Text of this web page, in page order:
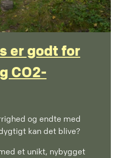
er godt for
CO2-
og endte med
kan det blive?
et unikt, nybygget